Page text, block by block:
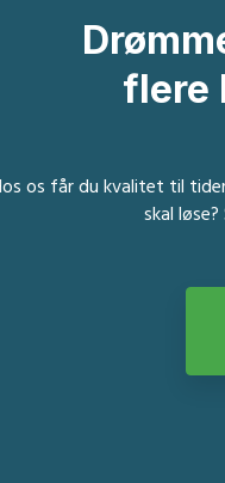
​flere
os får du kvalitet til
skal